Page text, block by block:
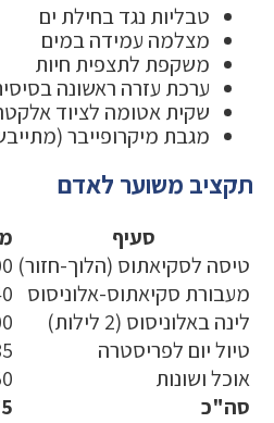
טבליות נגד בחילת ים
מצלמה עמידה במים
משקפת לתצפית חיות
ערכת עזרה ראשונה
שקית אטומה לציוד
מגבת מיקרופייבר
תקציב משוער לאדם
סעיף
טיסה לסקיאתוס (הלוך-חזור)
מעבורת סקיאתוס-אלוניסוס
לינה באלוניסוס (2 לילות)
טיול יום לפריסטרה
אוכל ושונות
סה"כ